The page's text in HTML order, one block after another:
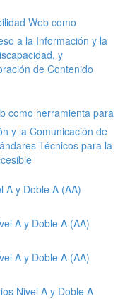
Web como
a la Información y la
y
de Contenido
como herramienta para
y la Comunicación de
Técnicos para la
A y Doble A (AA)
A y Doble A (AA)
A y Doble A (AA)
Nivel A y Doble A